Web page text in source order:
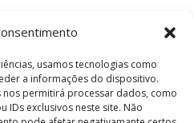
usamos tecnologias como
a informações do dispositivo.
nos permitirá processar dados, como
IDs exclusivos neste site. Não